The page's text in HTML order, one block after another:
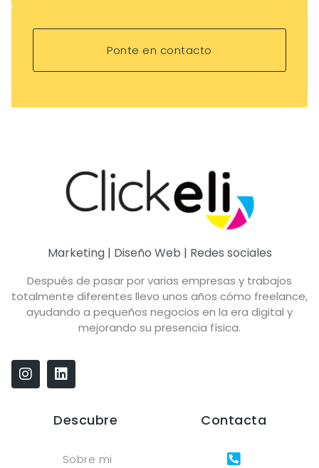
Ponte en contacto
Marketing | Diseño Web | Redes sociales
Después de pasar por varias empresas y trabajos
totalmente diferentes llevo unos años cómo freelance,
ayudando a pequeños negocios en la era digital y
mejorando su presencia física.
Descubre
Sobre mi
Contacta